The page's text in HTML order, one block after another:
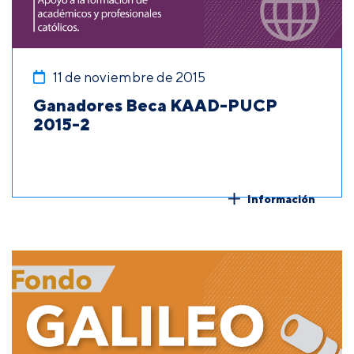
11 de noviembre de 2015
Ganadores Beca KAAD-PUCP
2015-2
Información